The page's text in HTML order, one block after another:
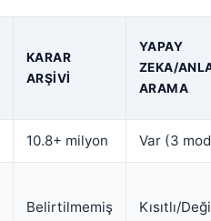
KARAR
ARŞIVI
YAPAY
ZEKA/
ARAMA
10.8+ milyon Var (3
Belirtilmemiş Kısıtlı/